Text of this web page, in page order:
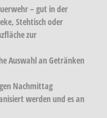
– gut in der
Stehtisch oder
zur
Auswahl an Getränken
Nachmittag
werden und es an